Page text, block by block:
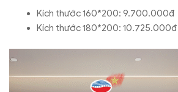
Kích thước 160*200: 9.700.000đ
Kích thước 180*200: 10.725.000đ